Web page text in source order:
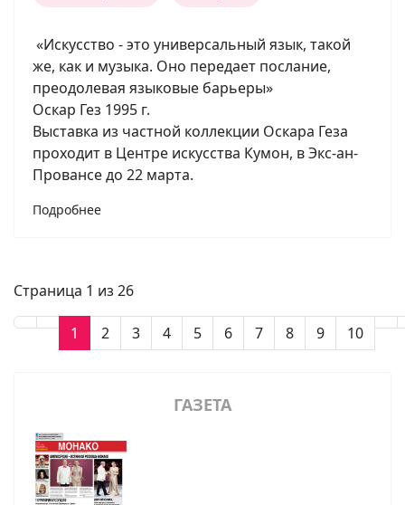
«Искусство - это универсальный язык, такой
же, как и музыка. Оно передает послание,
преодолевая языковые барьеры»
Оскар Гез 1995 г.
Выставка из частной коллекции Оскара Геза
проходит в Центре искусства Кумон, в Экс-ан-
Провансе до 22 марта.
Подробнее
Страница 1 из 26
1 2 3 4 5 6 7 8 9 10
ГАЗЕТА